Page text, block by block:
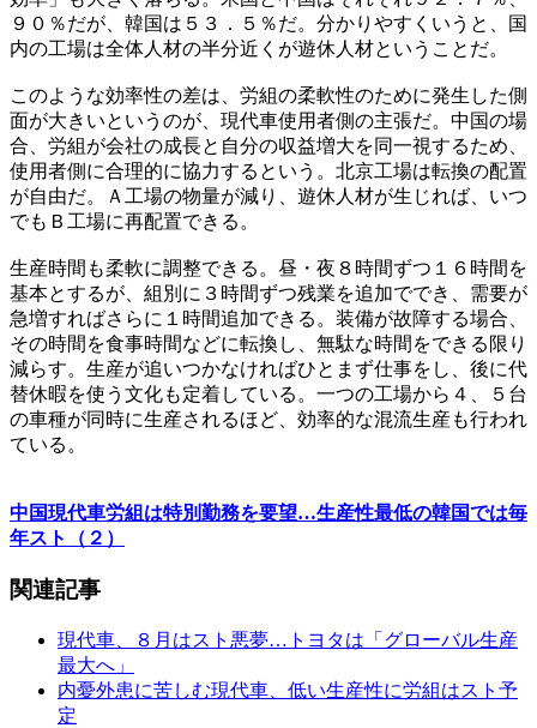
９０％だが、韓国は５３．５％だ。分かりやすくいうと、国
内の工場は全体人材の半分近くが遊休人材ということだ。
このような効率性の差は、労組の柔軟性のために発生した側
面が大きいというのが、現代車使用者側の主張だ。中国の場
合、労組が会社の成長と自分の収益増大を同一視するため、
使用者側に合理的に協力するという。北京工場は転換の配置
が自由だ。Ａ工場の物量が減り、遊休人材が生じれば、いつ
でもＢ工場に再配置できる。
生産時間も柔軟に調整できる。昼・夜８時間ずつ１６時間を
基本とするが、組別に３時間ずつ残業を追加ででき、需要が
急増すればさらに１時間追加できる。装備が故障する場合、
その時間を食事時間などに転換し、無駄な時間をできる限り
減らす。生産が追いつかなければひとまず仕事をし、後に代
替休暇を使う文化も定着している。一つの工場から４、５台
の車種が同時に生産されるほど、効率的な混流生産も行われ
ている。
中国現代車労組は特別勤務を要望…生産性最低の韓国では毎
年スト（２）
関連記事
現代車、８月はスト悪夢…トヨタは「グローバル生産
最大へ」
内憂外患に苦しむ現代車、低い生産性に労組はスト予
定